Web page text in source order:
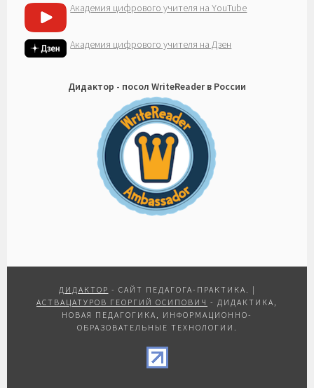
Академия цифрового учителя на YouTube
Академия цифрового учителя на Дзен
Дидактор - посол WriteReader в России
ДИДАКТОР - САЙТ ПЕДАГОГА-ПРАКТИКА. |
АСТВАЦАТУРОВ ГЕОРГИЙ ОСИПОВИЧ - ДИДАКТИКА,
НОВАЯ ПЕДАГОГИКА, ИНФОРМАЦИОННО-
ОБРАЗОВАТЕЛЬНЫЕ ТЕХНОЛОГИИ.